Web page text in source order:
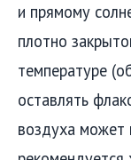
и прямому
плотно
температуре
оставлять
воздуха может